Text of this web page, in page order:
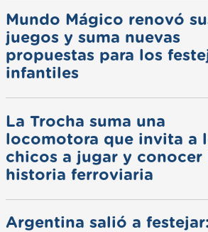
Mundo Mágico renovó
juegos y suma nuevas
propuestas para los
infantiles
La Trocha suma una
locomotora que invita a
chicos a jugar y conocer
historia ferroviaria
Argentina salió a